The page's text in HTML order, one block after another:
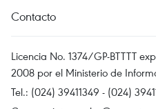
Contacto
Licencia No. 1374/GP-BTTTT
2008 por el Ministerio de
Tel.: (024) 39411349 - (024)